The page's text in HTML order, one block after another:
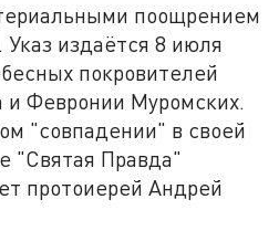
поощрением
издаётся 8 июля
покровителей
Февронии Муромских.
"совпадении" в своей
"Святая Правда"
протоиерей Андрей